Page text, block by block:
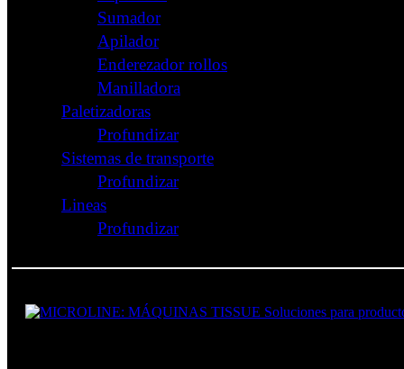
Sumador
Apilador
Enderezador rollos
Manilladora
Paletizadoras
Profundizar
Sistemas de transporte
Profundizar
Lineas
Profundizar